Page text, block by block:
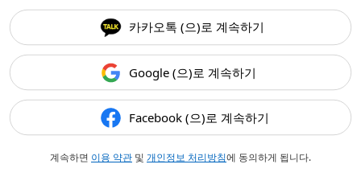
카카오톡 (으)로 계속하기
Google (으)로 계속하기
Facebook (으)로 계속하기
계속하면 이용 약관 및 개인정보 처리방침에 동의하게 됩니다.